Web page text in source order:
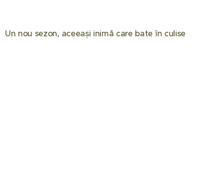
Un nou sezon, aceeași inimă care bate în culise